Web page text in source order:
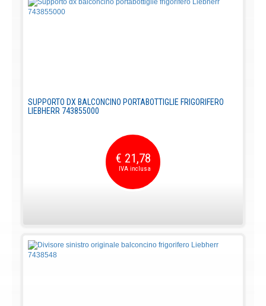
SUPPORTO DX BALCONCINO PORTABOTTIGLIE FRIGORIFERO
LIEBHERR 743855000
€ 21,78